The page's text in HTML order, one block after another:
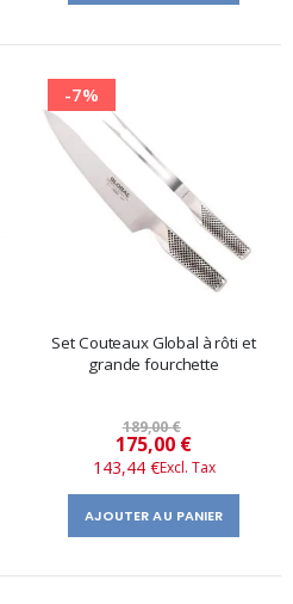
-7%
Set Couteaux Global à rôti et
grande fourchette
189,00 €
Prix
spécial
175,00 €
143,44 €
AJOUTER AU PANIER